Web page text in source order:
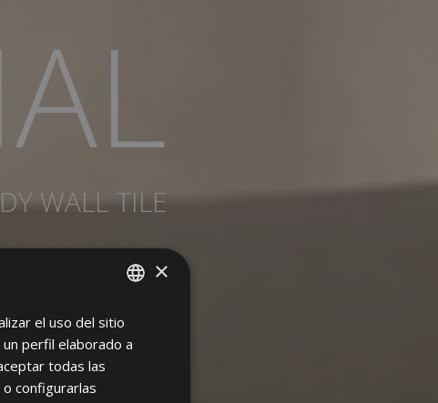
WALL TILE
SPANISH
ENGLISH
×
el uso del sitio
perfil elaborado a
todas las
o configurarlas